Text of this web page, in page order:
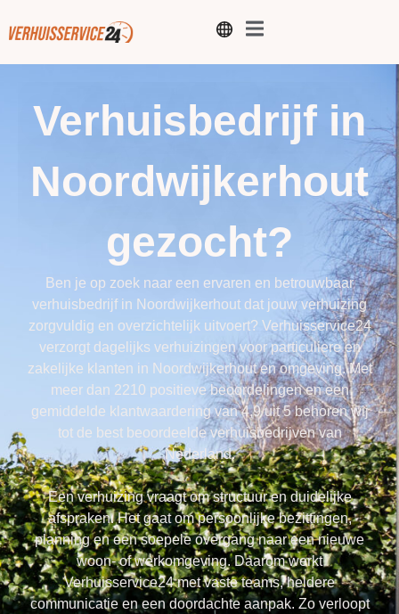
Verhuisbedrijf in
Noordwijkerhout
gezocht?
Ben je op zoek naar een ervaren en betrouwbaar
verhuisbedrijf in Noordwijkerhout dat jouw verhuizing
zorgvuldig en overzichtelijk uitvoert? Verhuisservice24
verzorgt dagelijks verhuizingen voor particuliere en
zakelijke klanten in Noordwijkerhout en omgeving. Met
meer dan 2210 positieve beoordelingen en een
gemiddelde klantwaardering van 4,9 uit 5 behoren wij
tot de best beoordeelde verhuisbedrijven van
Nederland.
Een verhuizing vraagt om structuur en duidelijke
afspraken. Het gaat om persoonlijke bezittingen,
planning en een soepele overgang naar een nieuwe
woon- of werkomgeving. Daarom werkt
Verhuisservice24 met vaste teams, heldere
communicatie en een doordachte aanpak. Zo verloopt